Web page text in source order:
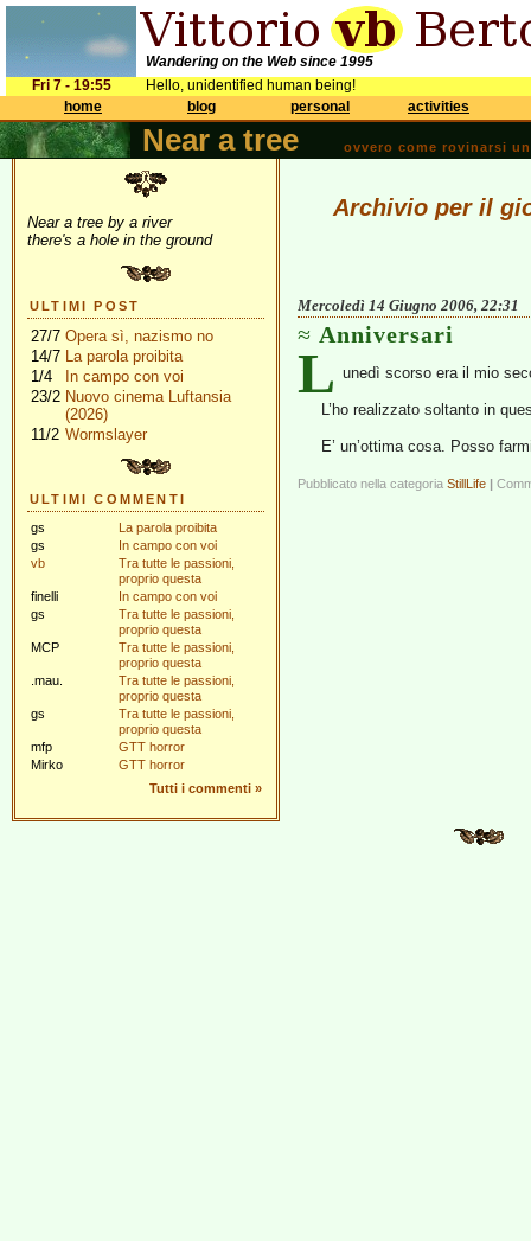
Wandering on the Web since 1995
Fri 7 - 19:55
Hello, unidentified human being!
home
blog personal activities
Near a tree ovvero come rovinarsi
Near a tree by a river
there's a hole in the ground
ULTIMI POST
27/7 Opera sì, nazismo no
14/7 La parola proibita
1/4
In campo con voi
23/2 Nuovo cinema Luftansia
(2026)
11/2 Wormslayer
ULTIMI COMMENTI
gs
La parola proibita
gs
In campo con voi
vb
Tra tutte le passioni,
proprio questa
finelli
In campo con voi
gs
Tra tutte le passioni,
proprio questa
MCP
Tra tutte le passioni,
proprio questa
.mau.
Tra tutte le passioni,
proprio questa
gs
Tra tutte le passioni,
proprio questa
mfp
GTT horror
Mirko
GTT horror
Tutti i commenti »
Archivio per il
Mercoledì 14 Giugno 2006, 22:31
Anniversari
L unedì scorso era il mio
L’ho realizzato soltanto in
E’ un’ottima cosa. Posso
Pubblicato nella categoria StillLife |